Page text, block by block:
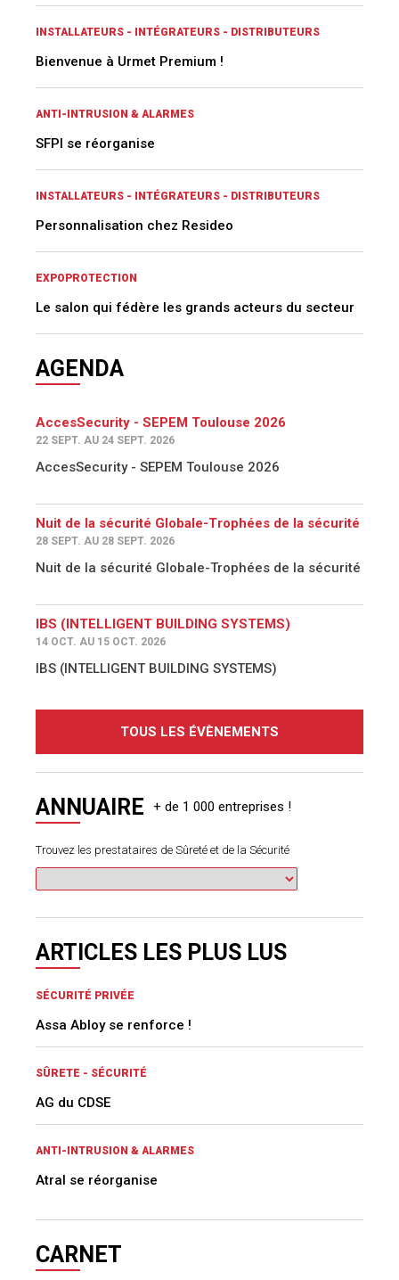
INSTALLATEURS - INTÉGRATEURS - DISTRIBUTEURS
Bienvenue à Urmet Premium !
ANTI-INTRUSION & ALARMES
SFPI se réorganise
INSTALLATEURS - INTÉGRATEURS - DISTRIBUTEURS
Personnalisation chez Resideo
EXPOPROTECTION
Le salon qui fédère les grands acteurs du secteur
AGENDA
AccesSecurity - SEPEM Toulouse 2026
22 SEPT. AU 24 SEPT. 2026
AccesSecurity - SEPEM Toulouse 2026
Nuit de la sécurité Globale-Trophées de la sécurité
28 SEPT. AU 28 SEPT. 2026
Nuit de la sécurité Globale-Trophées de la sécurité
IBS (INTELLIGENT BUILDING SYSTEMS)
14 OCT. AU 15 OCT. 2026
IBS (INTELLIGENT BUILDING SYSTEMS)
TOUS LES ÉVÈNEMENTS
ANNUAIRE
Trouvez les prestataires de Sûreté et de la Sécurité
ARTICLES LES PLUS LUS
SÉCURITÉ PRIVÉE
Assa Abloy se renforce !
SÛRETE - SÉCURITÉ
AG du CDSE
ANTI-INTRUSION & ALARMES
Atral se réorganise
CARNET